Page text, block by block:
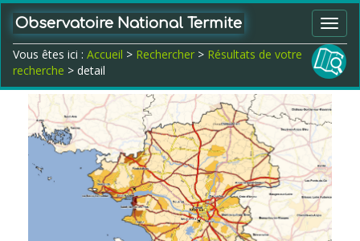
Observatoire National Termite
Vous êtes ici : Accueil > Rechercher > Résultats de votre
recherche > detail